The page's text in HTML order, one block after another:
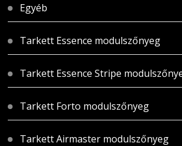
Egyéb
Tarkett Essence modulszőnyeg
Tarkett Essence Stripe
Tarkett Forto modulszőnyeg
Tarkett Airmaster modulszőnyeg